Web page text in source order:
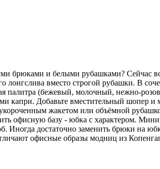
брюками и белыми рубашками? Сейчас
лонгслива вместо строгой рубашки. В
палитра (бежевый, молочный, нежно-
капри. Добавьте вместительный
жакетом или объёмной
офисную базу - юбка с характером.
Иногда достаточно заменить брюки на
офисные образы модниц из